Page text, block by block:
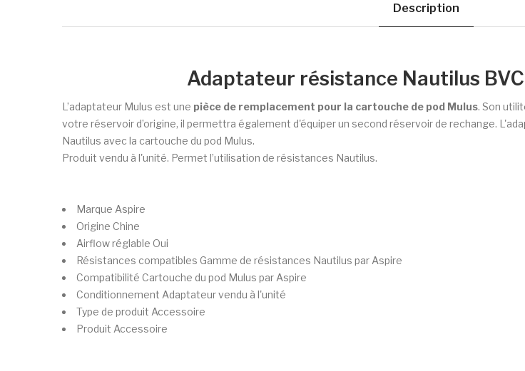
Description
Adaptateur résistance Nautilus
L’adaptateur Mulus est une pièce de remplacement pour la cartouche de pod Mulus. Son
votre réservoir d’origine, il permettra également d'équiper un second réservoir de rechange.
Nautilus avec la cartouche du pod Mulus.
Produit vendu à l'unité. Permet l’utilisation de résistances Nautilus.
Marque Aspire
Origine Chine
Airflow réglable Oui
Résistances compatibles Gamme de résistances Nautilus par Aspire
Compatibilité Cartouche du pod Mulus par Aspire
Conditionnement Adaptateur vendu à l'unité
Type de produit Accessoire
Produit Accessoire